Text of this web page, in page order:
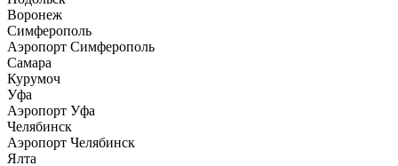
Воронеж
Симферополь
Аэропорт Симферополь
Самара
Курумоч
Уфа
Аэропорт Уфа
Челябинск
Аэропорт Челябинск
Ялта